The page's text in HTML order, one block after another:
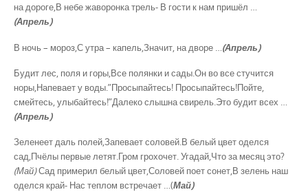
на дороге,В небе жаворонка трель- В гости к нам пришёл …
(Апрель)
В ночь – мороз,С утра – капель,Значит, на дворе … (Апрель)
Будит лес, поля и горы,Все полянки и сады.Он во все стучится
норы,Напевает у воды.”Просыпайтесь! Просыпайтесь!Пойте,
смейтесь, улыбайтесь!”Далеко слышна свирель.Это будит всех …
(Апрель)
Зеленеет даль полей,Запевает соловей.В белый цвет оделся
сад,Пчёлы первые летят.Гром грохочет. Угадай,Что за месяц это?
(Май)Сад примерил белый цвет,Соловей поет сонет,В зелень наш
оделся край- Нас теплом встречает …(Май)